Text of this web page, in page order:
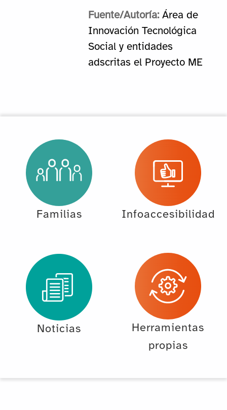
Fuente/Autoría: Área de
Innovación Tecnológica
Social y entidades
adscritas el Proyecto ME
Familias Infoaccesibilidad
Noticias
Herramientas
propias